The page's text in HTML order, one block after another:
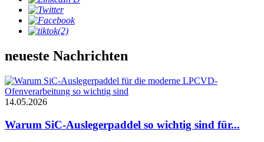
neueste Nachrichten
14.05.2026
Warum SiC-Auslegerpaddel so wichtig sind für...